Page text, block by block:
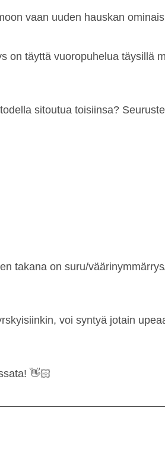
vaan uuden hauskan
on täyttä vuoropuhelua täysillä
sitoutua toisiinsa?
takana on suru/
voi syntyä jotain
👋🏻